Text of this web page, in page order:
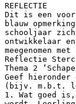
REFLECTIE
Dit is een
blauw
schooljaar
ontwikkelaar
meegenomen
Reflectie
Thema 2
Geef
(bijv. m.b.t.
1. Wat goed